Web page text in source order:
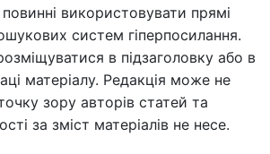
повинні використовувати прямі
систем гіперпосилання.
в підзаголовку або в
матеріалу. Редакція може не
зору авторів статей та
за зміст матеріалів не несе.